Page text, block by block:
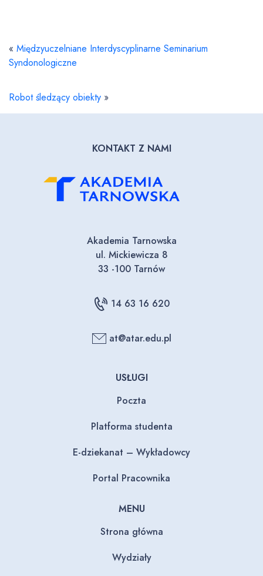
« Międzyuczelniane Interdyscyplinarne Seminarium
Syndonologiczne
Robot śledzący obiekty »
KONTAKT Z NAMI
Akademia Tarnowska
ul. Mickiewicza 8
33 -100 Tarnów
14 63 16 620
at@atar.edu.pl
USŁUGI
Poczta
Platforma studenta
E-dziekanat – Wykładowcy
Portal Pracownika
MENU
Strona główna
Wydziały